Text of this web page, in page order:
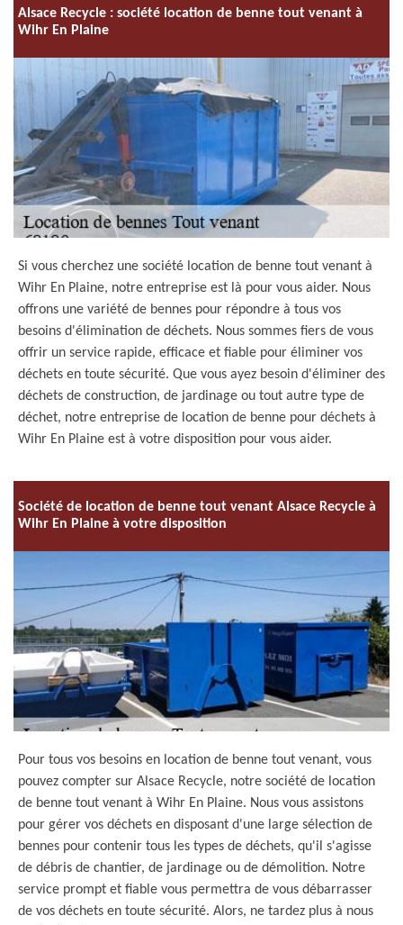
Alsace Recycle : société location de benne tout venant à
Wihr En Plaine
Si vous cherchez une société location de benne tout venant à
Wihr En Plaine, notre entreprise est là pour vous aider. Nous
offrons une variété de bennes pour répondre à tous vos
besoins d'élimination de déchets. Nous sommes fiers de vous
offrir un service rapide, efficace et fiable pour éliminer vos
déchets en toute sécurité. Que vous ayez besoin d'éliminer des
déchets de construction, de jardinage ou tout autre type de
déchet, notre entreprise de location de benne pour déchets à
Wihr En Plaine est à votre disposition pour vous aider.
Société de location de benne tout venant Alsace Recycle à
Wihr En Plaine à votre disposition
Pour tous vos besoins en location de benne tout venant, vous
pouvez compter sur Alsace Recycle, notre société de location
de benne tout venant à Wihr En Plaine. Nous vous assistons
pour gérer vos déchets en disposant d'une large sélection de
bennes pour contenir tous les types de déchets, qu'il s'agisse
de débris de chantier, de jardinage ou de démolition. Notre
service prompt et fiable vous permettra de vous débarrasser
de vos déchets en toute sécurité. Alors, ne tardez plus à nous